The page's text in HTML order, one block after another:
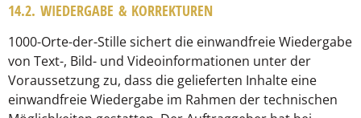
14.2. WIEDERGABE & KORREKTUREN
1000-Orte-der-Stille sichert die einwandfreie Wiedergabe
von Text-, Bild- und Videoinformationen unter der
Voraussetzung zu, dass die gelieferten Inhalte eine
einwandfreie Wiedergabe im Rahmen der technischen